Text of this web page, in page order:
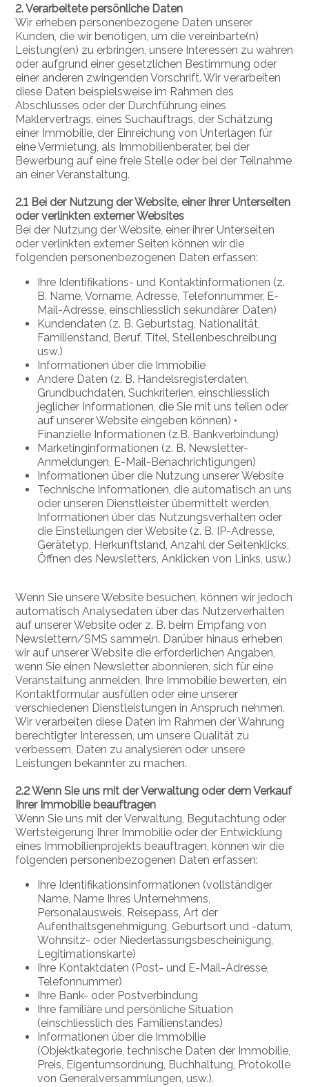
2. Verarbeitete persönliche Daten
Wir erheben personenbezogene Daten unserer
Kunden, die wir benötigen, um die vereinbarte(n)
Leistung(en) zu erbringen, unsere Interessen zu wahren
oder aufgrund einer gesetzlichen Bestimmung oder
einer anderen zwingenden Vorschrift. Wir verarbeiten
diese Daten beispielsweise im Rahmen des
Abschlusses oder der Durchführung eines
Maklervertrags, eines Suchauftrags, der Schätzung
einer Immobilie, der Einreichung von Unterlagen für
eine Vermietung, als Immobilienberater, bei der
Bewerbung auf eine freie Stelle oder bei der Teilnahme
an einer Veranstaltung.
2.1 Bei der Nutzung der Website, einer ihrer Unterseiten
oder verlinkten externer Websites
Bei der Nutzung der Website, einer ihrer Unterseiten
oder verlinkten externer Seiten können wir die
folgenden personenbezogenen Daten erfassen:
Ihre Identifikations- und Kontaktinformationen (z.
B. Name, Vorname, Adresse, Telefonnummer, E-
Mail-Adresse, einschliesslich sekundärer Daten)
Kundendaten (z. B. Geburtstag, Nationalität,
Familienstand, Beruf, Titel, Stellenbeschreibung
usw.)
Informationen über die Immobilie
Andere Daten (z. B. Handelsregisterdaten,
Grundbuchdaten, Suchkriterien, einschliesslich
jeglicher Informationen, die Sie mit uns teilen oder
auf unserer Website eingeben können) •
Finanzielle Informationen (z.B. Bankverbindung)
Marketinginformationen (z. B. Newsletter-
Anmeldungen, E-Mail-Benachrichtigungen)
Informationen über die Nutzung unserer Website
Technische Informationen, die automatisch an uns
oder unseren Dienstleister übermittelt werden,
Informationen über das Nutzungsverhalten oder
die Einstellungen der Website (z. B. IP-Adresse,
Gerätetyp, Herkunftsland, Anzahl der Seitenklicks,
Öffnen des Newsletters, Anklicken von Links, usw.)
Wenn Sie unsere Website besuchen, können wir jedoch
automatisch Analysedaten über das Nutzerverhalten
auf unserer Website oder z. B. beim Empfang von
Newslettern/SMS sammeln. Darüber hinaus erheben
wir auf unserer Website die erforderlichen Angaben,
wenn Sie einen Newsletter abonnieren, sich für eine
Veranstaltung anmelden, Ihre Immobilie bewerten, ein
Kontaktformular ausfüllen oder eine unserer
verschiedenen Dienstleistungen in Anspruch nehmen.
Wir verarbeiten diese Daten im Rahmen der Wahrung
berechtigter Interessen, um unsere Qualität zu
verbessern, Daten zu analysieren oder unsere
Leistungen bekannter zu machen.
2.2 Wenn Sie uns mit der Verwaltung oder dem Verkauf
Ihrer Immobilie beauftragen
Wenn Sie uns mit der Verwaltung, Begutachtung oder
Wertsteigerung Ihrer Immobilie oder der Entwicklung
eines Immobilienprojekts beauftragen, können wir die
folgenden personenbezogenen Daten erfassen:
Ihre Identifikationsinformationen (vollständiger
Name, Name Ihres Unternehmens,
Personalausweis, Reisepass, Art der
Aufenthaltsgenehmigung, Geburtsort und -datum,
Wohnsitz- oder Niederlassungsbescheinigung,
Legitimationskarte)
Ihre Kontaktdaten (Post- und E-Mail-Adresse,
Telefonnummer)
Ihre Bank- oder Postverbindung
Ihre familiäre und persönliche Situation
(einschliesslich des Familienstandes)
Informationen über die Immobilie
(Objektkategorie, technische Daten der Immobilie,
Preis, Eigentumsordnung, Buchhaltung, Protokolle
von Generalversammlungen, usw.).